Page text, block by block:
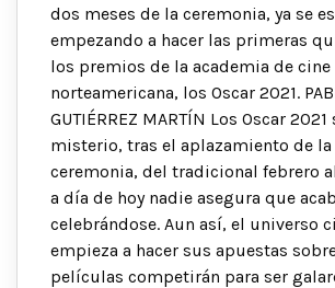
dos meses de la ceremonia, ya se
empezando a hacer las primeras
los premios de la academia de cine
norteamericana, los Oscar 2021.
GUTIÉRREZ MARTÍN Los Oscar
misterio, tras el aplazamiento de la
ceremonia, del tradicional febrero
a día de hoy nadie asegura que
celebrándose. Aun así, el universo
empieza a hacer sus apuestas
películas competirán para ser